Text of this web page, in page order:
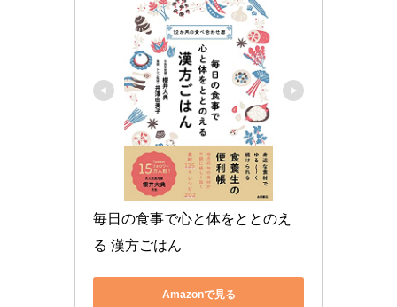
毎日の食事で心と体をととのえ
る 漢方ごはん
Amazonで見る